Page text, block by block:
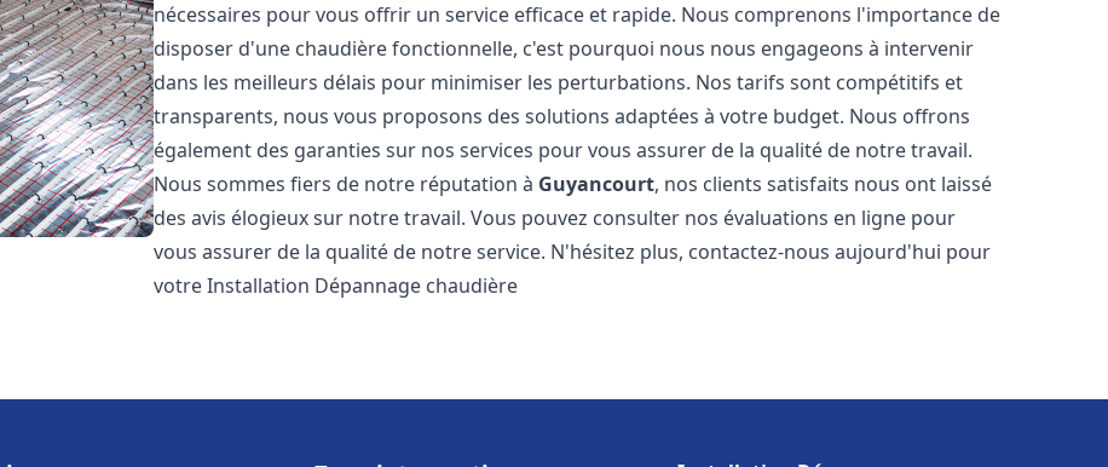
nécessaires pour vous offrir un service efficace et rapide. Nous comprenons l'importance de
disposer d'une chaudière fonctionnelle, c'est pourquoi nous nous engageons à intervenir
dans les meilleurs délais pour minimiser les perturbations. Nos tarifs sont compétitifs et
transparents, nous vous proposons des solutions adaptées à votre budget. Nous offrons
également des garanties sur nos services pour vous assurer de la qualité de notre travail.
Nous sommes fiers de notre réputation à Guyancourt, nos clients satisfaits nous ont laissé
des avis élogieux sur notre travail. Vous pouvez consulter nos évaluations en ligne pour
vous assurer de la qualité de notre service. N'hésitez plus, contactez-nous aujourd'hui pour
votre Installation Dépannage chaudière